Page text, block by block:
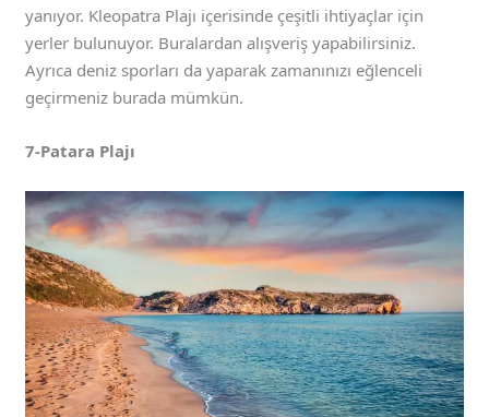
yanıyor. Kleopatra Plajı içerisinde çeşitli ihtiyaçlar için
yerler bulunuyor. Buralardan alışveriş yapabilirsiniz.
Ayrıca deniz sporları da yaparak zamanınızı eğlenceli
geçirmeniz burada mümkün.
7-Patara Plajı